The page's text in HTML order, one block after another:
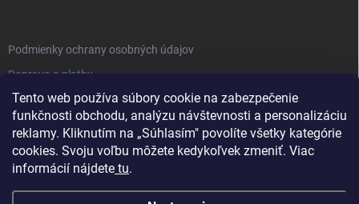
Tento web používa súbory cookie na zabezpečenie
funkčnosti obchodu, analýzu návštevnosti a personalizáciu
reklamy. Kliknutím na „Súhlasím" povolíte všetky kategórie
cookies. Svoju voľbu môžete kedykoľvek zmeniť. Viac
informácií nájdete tu.
Podmienky ochrany osobných údajov
Doprava a platby
Obchodné podmienky
Reklamačný poriadok
Vrátenie tovaru
Kontakty